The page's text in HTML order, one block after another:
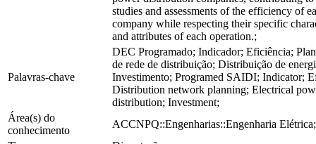
studies and assessments of the efficiency of
company while respecting their specific
and attributes of each operation.;
Palavras-chave
DEC Programado; Indicador; Eficiência;
de rede de distribuição; Distribuição de
Investimento; Programed SAIDI; Indicator;
Distribution network planning; Electrical
distribution; Investment;
Área(s) do
conhecimento
ACCNPQ::Engenharias::Engenharia Elétrica;